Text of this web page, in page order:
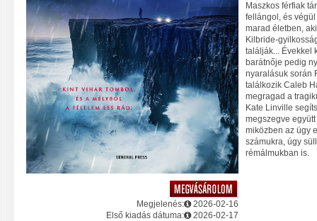
Megjelenés:
2026-02-16
Első kiadás dátuma:
2026-02-17
Maszkos férfiak
fellángol, és
marad életben,
Kilbride-
találják... Évekkel
barátnője pedig
nyaralásuk során
találkozik Caleb
megragad a
Kate Linville
megszegve
miközben az ügy
számukra, úgy
rémálmukban is.